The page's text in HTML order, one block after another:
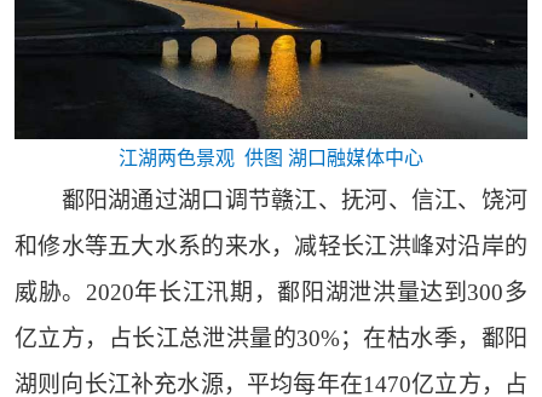
江湖两色景观 供图 湖口融媒体中心
鄱阳湖通过湖口调节赣江、抚河、信江、饶河
和修水等五大水系的来水，减轻长江洪峰对沿岸的
威胁。2020年长江汛期，鄱阳湖泄洪量达到300多
亿立方，占长江总泄洪量的30%；在枯水季，鄱阳
湖则向长江补充水源，平均每年在1470亿立方，占